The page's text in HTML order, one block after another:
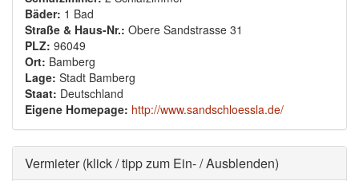
Bäder: 1 Bad
Straße & Haus-Nr.: Obere Sandstrasse 31
PLZ: 96049
Ort: Bamberg
Lage: Stadt Bamberg
Staat: Deutschland
Eigene Homepage: http://www.sandschloessla.de/
Ausblenden
Vermieter (klick / tipp zum Ein- / Ausblenden)